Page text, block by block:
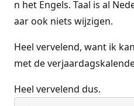
n het Engels. Taal is al
aar ook niets wijzigen.
Heel vervelend, want ik
met de
Heel vervelend dus.